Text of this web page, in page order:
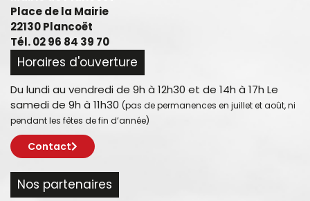
Place de la Mairie
22130 Plancoët
Tél. 02 96 84 39 70
Horaires d'ouverture
Du lundi au vendredi de 9h à 12h30 et de 14h à 17h Le
samedi de 9h à 11h30 (pas de permanences en juillet et août, ni
pendant les fêtes de fin d’année)
Contact
Nos partenaires